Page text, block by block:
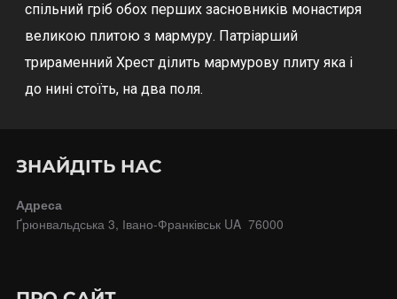
спільний гріб обох перших засновників монастиря
великою плитою з мармуру. Патріарший
трираменний Хрест ділить мармурову плиту яка і
до нині стоїть, на два поля.
ЗНАЙДІТЬ НАС
Адреса
Ґрюнвальдська 3, Івано-Франківськ UA 76000